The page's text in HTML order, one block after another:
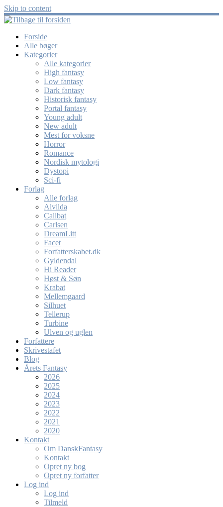
Skip to content
Forside
Alle bøger
Kategorier
Alle kategorier
High fantasy
Low fantasy
Dark fantasy
Historisk fantasy
Portal fantasy
Young adult
New adult
Mest for voksne
Horror
Romance
Nordisk mytologi
Dystopi
Sci-fi
Forlag
Alle forlag
Alvilda
Calibat
Carlsen
DreamLitt
Facet
Forfatterskabet.dk
Gyldendal
Hi Reader
Høst & Søn
Krabat
Mellemgaard
Silhuet
Tellerup
Turbine
Ulven og uglen
Forfattere
Skrivestafet
Blog
Årets Fantasy
2026
2025
2024
2023
2022
2021
2020
Kontakt
Om DanskFantasy
Kontakt
Opret ny bog
Opret ny forfatter
Log ind
Log ind
Tilmeld